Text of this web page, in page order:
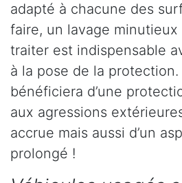
adapté à chacune des
faire, un lavage
traiter est indispensable
à la pose de la
bénéficiera d’une
aux agressions
accrue mais aussi d’un
prolongé !